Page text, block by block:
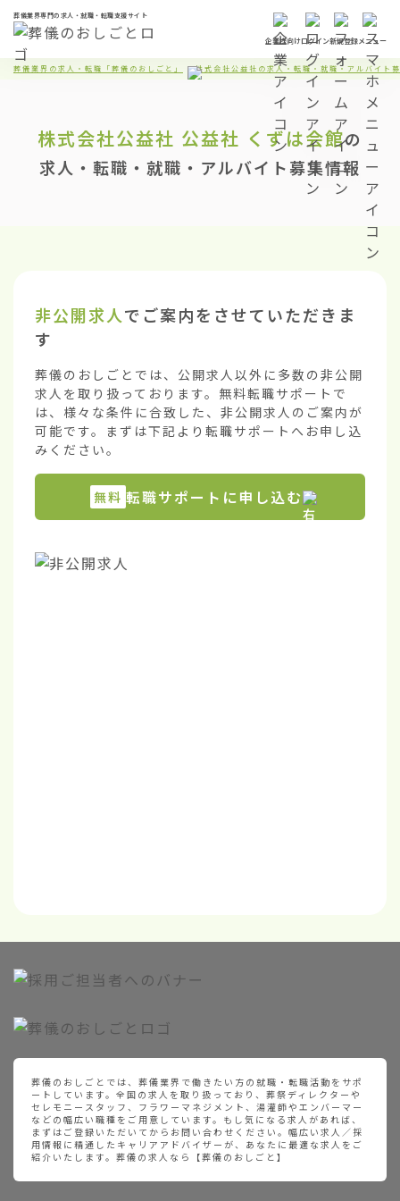
葬儀業界専門の求人・就職・転職支援サイト
企業様向けログイン新規登録メニュー
葬儀業界の求人・転職「葬儀のおしごと」 株式会社公益社の求人・転職・就職・アルバイト
株式会社公益社 公益社 くずは会館の
求人・転職・就職・アルバイト募集情報
非公開求人でご案内をさせていただきま
す
葬儀のおしごとでは、公開求人以外に多数の非公開
求人を取り扱っております。無料転職サポートで
は、様々な条件に合致した、非公開求人のご案内が
可能です。まずは下記より転職サポートへお申し込
みください。
無料 転職サポートに申し込む
葬儀のおしごとでは、葬儀業界で働きたい方の就職・転職活動をサポ
ートしています。全国の求人を取り扱っており、葬祭ディレクターや
セレモニースタッフ、フラワーマネジメント、湯灌師やエンバーマー
などの幅広い職種をご用意しています。もし気になる求人があれば、
まずはご登録いただいてからお問い合わせください。幅広い求人／採
用情報に精通したキャリアアドバイザーが、あなたに最適な求人をご
紹介いたします。葬儀の求人なら【葬儀のおしごと】